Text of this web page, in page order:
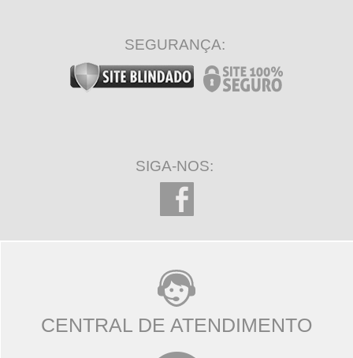
SEGURANÇA:
SIGA-NOS:
CENTRAL DE ATENDIMENTO